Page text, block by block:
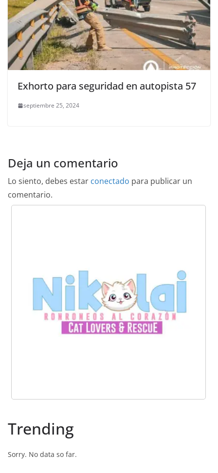
Exhorto para seguridad en autopista 57
septiembre 25, 2024
Deja un comentario
Lo siento, debes estar conectado para publicar un
comentario.
Trending
Sorry. No data so far.